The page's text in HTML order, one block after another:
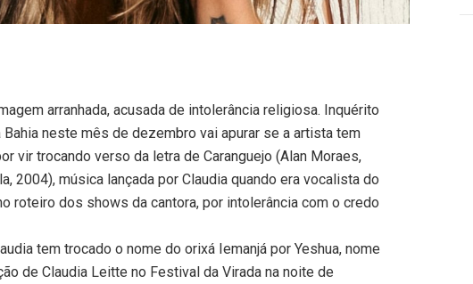
arranhada, acusada de intolerância religiosa. Inquérito
neste mês de dezembro vai apurar se a artista tem
vir trocando verso da letra de Caranguejo (Alan Moraes,
2004), música lançada por Claudia quando era vocalista do
roteiro dos shows da cantora, por intolerância com o credo
tem trocado o nome do orixá Iemanjá por Yeshua, nome
de Claudia Leitte no Festival da Virada na noite de